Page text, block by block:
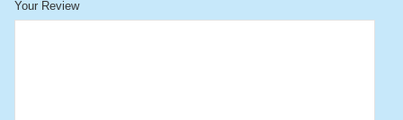
Your Review